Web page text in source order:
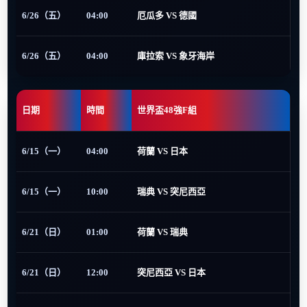
6/26（五） 04:00 厄瓜多 VS 德國
6/26（五） 04:00 庫拉索 VS 象牙海岸
日期 時間 世界盃48強F組
6/15（一） 04:00 荷蘭 VS 日本
6/15（一） 10:00 瑞典 VS 突尼西亞
6/21（日） 01:00 荷蘭 VS 瑞典
6/21（日） 12:00 突尼西亞 VS 日本